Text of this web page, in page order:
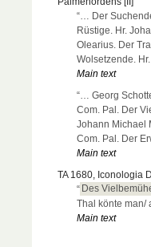
“… Der
Rüstige. Hr.
Olearius. Der
Wolsetzende.
Main text
“… Georg
Com. Pal. Der
Johann Michael
Com. Pal. Der
Main text
TA 1680, Iconologia
“ Des
Thal könte man/
Main text